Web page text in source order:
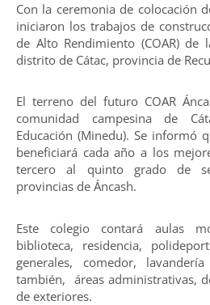
Con la ceremonia de colocación
iniciaron los trabajos de
de Alto Rendimiento (COAR) de
distrito de Cátac, provincia de
El terreno del futuro COAR
comunidad campesina de
Educación (Minedu). Se informó
beneficiará cada año a los
tercero al quinto grado de
provincias de Áncash.
Este colegio contará aulas
biblioteca, residencia,
generales, comedor,
también, áreas administrativas,
de exteriores.